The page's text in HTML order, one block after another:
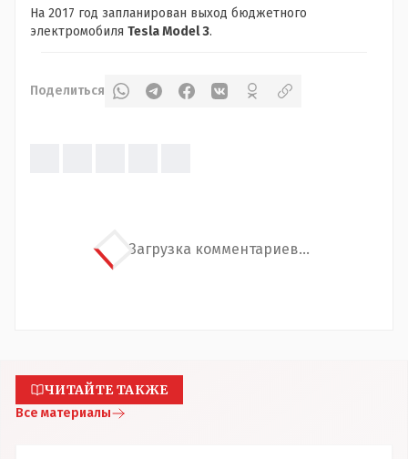
На 2017 год запланирован выход бюджетного
электромобиля Tesla Model 3.
Поделиться
Загрузка комментариев...
ЧИТАЙТЕ ТАКЖЕ
Все материалы